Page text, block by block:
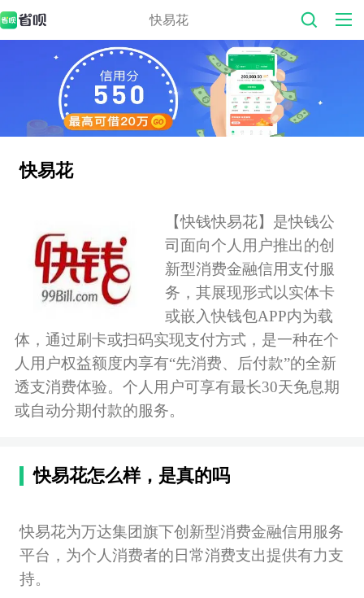
快易花
快易花
【快钱快易花】是快钱公
司面向个人用户推出的创
新型消费金融信用支付服
务，其展现形式以实体卡
或嵌入快钱包APP内为载
体，通过刷卡或扫码实现支付方式，是一种在个
人用户权益额度内享有“先消费、后付款”的全新
透支消费体验。个人用户可享有最长30天免息期
或自动分期付款的服务。
快易花怎么样，是真的吗
快易花为万达集团旗下创新型消费金融信用服务
平台，为个人消费者的日常消费支出提供有力支
持。